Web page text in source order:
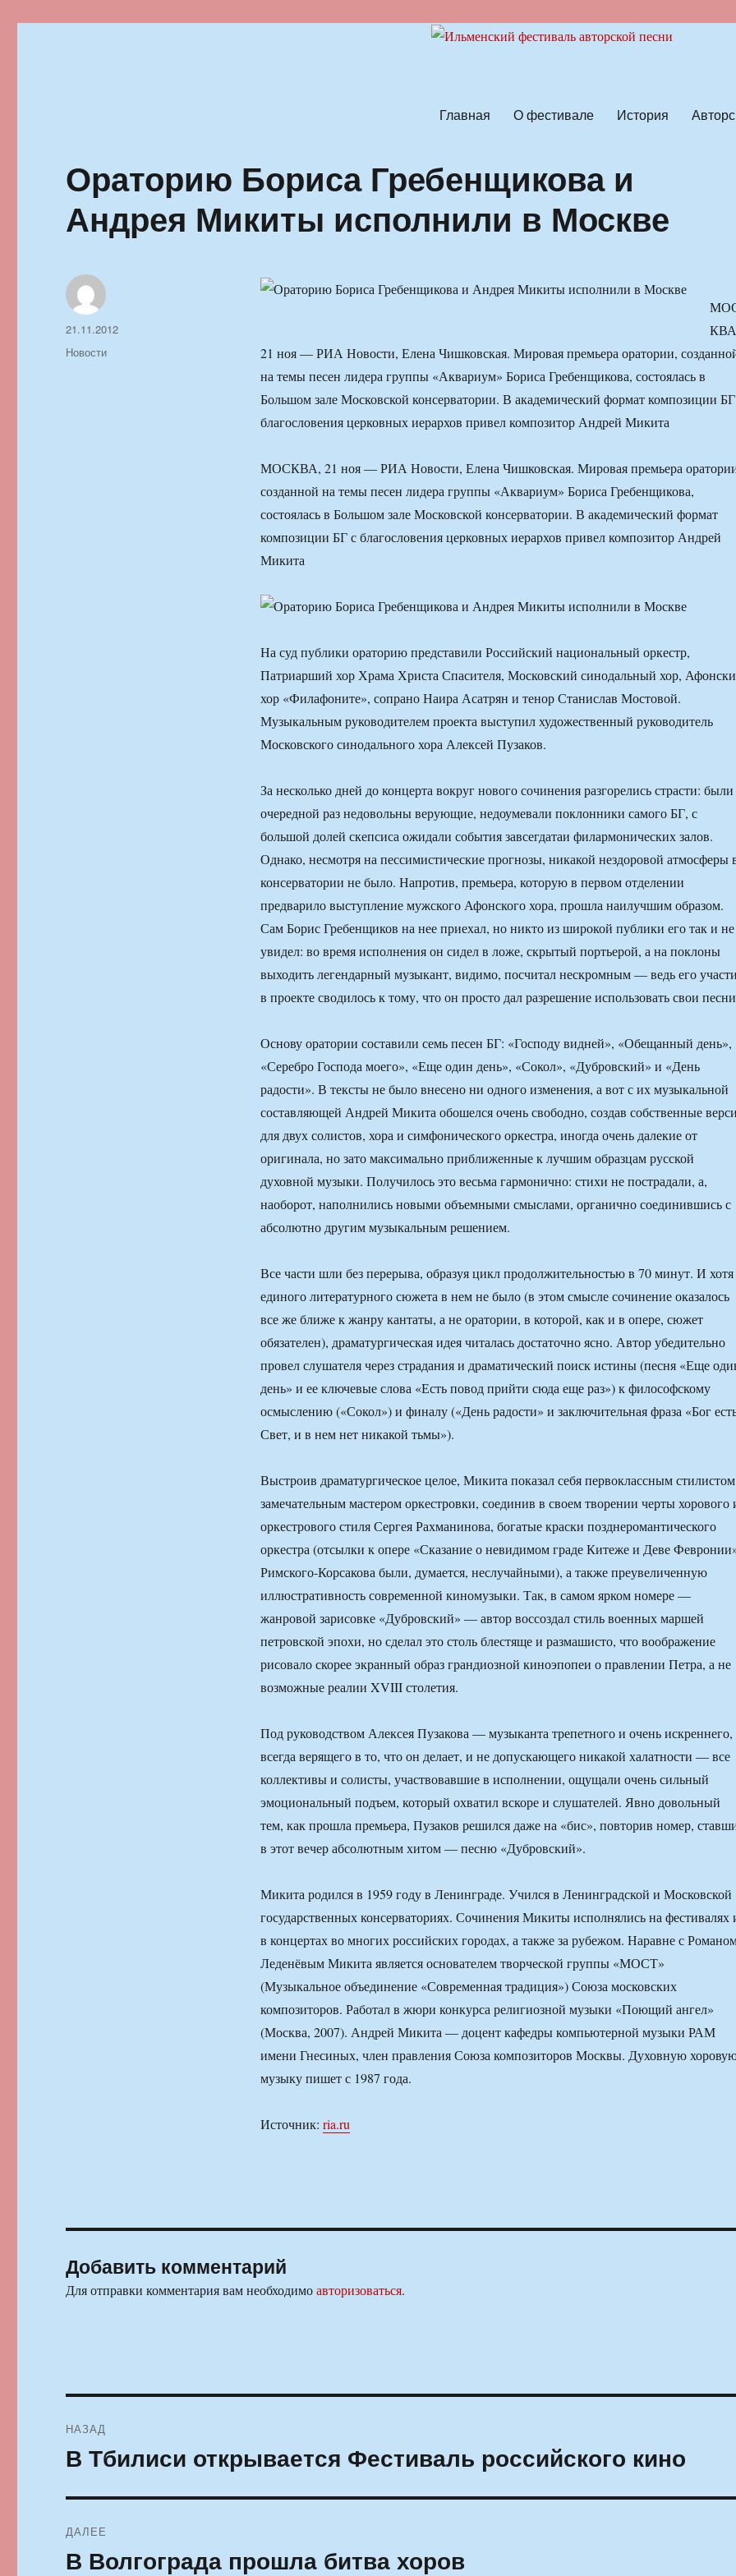
Главная О фестивале История
Ораторию Бориса Гребенщикова и
Андрея Микиты исполнили в Москве
21 ноя — РИА Новости, Елена Чишковская. Мировая премьера оратории,
на темы песен лидера группы «Аквариум» Бориса Гребенщикова, состоялась в
Большом зале Московской консерватории. В академический формат композиции
благословения церковных иерархов привел композитор Андрей Микита
МОСКВА, 21 ноя — РИА Новости, Елена Чишковская. Мировая премьера
созданной на темы песен лидера группы «Аквариум» Бориса Гребенщикова,
состоялась в Большом зале Московской консерватории. В академический формат
композиции БГ с благословения церковных иерархов привел композитор Андрей
Микита
На суд публики ораторию представили Российский национальный оркестр,
Патриарший хор Храма Христа Спасителя, Московский синодальный хор,
хор «Филафоните», сопрано Наира Асатрян и тенор Станислав Мостовой.
Музыкальным руководителем проекта выступил художественный руководитель
Московского синодального хора Алексей Пузаков.
За несколько дней до концерта вокруг нового сочинения разгорелись страсти: были
очередной раз недовольны верующие, недоумевали поклонники самого БГ, с
большой долей скепсиса ожидали события завсегдатаи филармонических залов.
Однако, несмотря на пессимистические прогнозы, никакой нездоровой атмосферы
консерватории не было. Напротив, премьера, которую в первом отделении
предварило выступление мужского Афонского хора, прошла наилучшим образом.
Сам Борис Гребенщиков на нее приехал, но никто из широкой публики его так и не
увидел: во время исполнения он сидел в ложе, скрытый портьерой, а на поклоны
выходить легендарный музыкант, видимо, посчитал нескромным — ведь его
в проекте сводилось к тому, что он просто дал разрешение использовать свои
Основу оратории составили семь песен БГ: «Господу видней», «Обещанный день»,
«Серебро Господа моего», «Еще один день», «Сокол», «Дубровский» и «День
радости». В тексты не было внесено ни одного изменения, а вот с их музыкальной
составляющей Андрей Микита обошелся очень свободно, создав собственные
для двух солистов, хора и симфонического оркестра, иногда очень далекие от
оригинала, но зато максимально приближенные к лучшим образцам русской
духовной музыки. Получилось это весьма гармонично: стихи не пострадали, а,
наоборот, наполнились новыми объемными смыслами, органично соединившись с
абсолютно другим музыкальным решением.
Все части шли без перерыва, образуя цикл продолжительностью в 70 минут. И хотя
единого литературного сюжета в нем не было (в этом смысле сочинение оказалось
все же ближе к жанру кантаты, а не оратории, в которой, как и в опере, сюжет
обязателен), драматургическая идея читалась достаточно ясно. Автор убедительно
провел слушателя через страдания и драматический поиск истины (песня «Еще
день» и ее ключевые слова «Есть повод прийти сюда еще раз») к философскому
осмыслению («Сокол») и финалу («День радости» и заключительная фраза «Бог
Свет, и в нем нет никакой тьмы»).
Выстроив драматургическое целое, Микита показал себя первоклассным
замечательным мастером оркестровки, соединив в своем творении черты хорового
оркестрового стиля Сергея Рахманинова, богатые краски позднеромантического
оркестра (отсылки к опере «Сказание о невидимом граде Китеже и Деве
Римского-Корсакова были, думается, неслучайными), а также преувеличенную
иллюстративность современной киномузыки. Так, в самом ярком номере —
жанровой зарисовке «Дубровский» — автор воссоздал стиль военных маршей
петровской эпохи, но сделал это столь блестяще и размашисто, что воображение
рисовало скорее экранный образ грандиозной киноэпопеи о правлении Петра, а не
возможные реалии XVIII столетия.
Под руководством Алексея Пузакова — музыканта трепетного и очень искреннего,
всегда верящего в то, что он делает, и не допускающего никакой халатности — все
коллективы и солисты, участвовавшие в исполнении, ощущали очень сильный
эмоциональный подъем, который охватил вскоре и слушателей. Явно довольный
тем, как прошла премьера, Пузаков решился даже на «бис», повторив номер,
в этот вечер абсолютным хитом — песню «Дубровский».
Микита родился в 1959 году в Ленинграде. Учился в Ленинградской и Московской
государственных консерваториях. Сочинения Микиты исполнялись на фестивалях
в концертах во многих российских городах, а также за рубежом. Наравне с
Леденёвым Микита является основателем творческой группы «МОСТ»
(Музыкальное объединение «Современная традиция») Союза московских
композиторов. Работал в жюри конкурса религиозной музыки «Поющий ангел»
(Москва, 2007). Андрей Микита — доцент кафедры компьютерной музыки РАМ
имени Гнесиных, член правления Союза композиторов Москвы. Духовную
музыку пишет с 1987 года.
Источник: ria.ru
Автор
Опубликовано
21.11.2012
Рубрики
Новости
Добавить комментарий
Для отправки комментария вам необходимоавторизоваться.
по
НАЗАД
Предыдущая
В Тбилиси открывается Фестиваль российского кино
ДАЛЕЕ
Следующая
В Волгограда прошла битва хоров